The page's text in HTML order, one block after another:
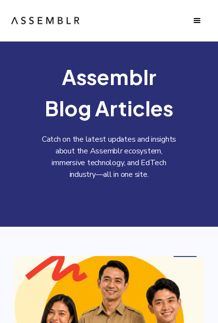
Assemblr
Blog Articles
Catch on the latest updates and insights
about the Assemblr ecosystem,
immersive technology, and EdTech
industry—all in one site.